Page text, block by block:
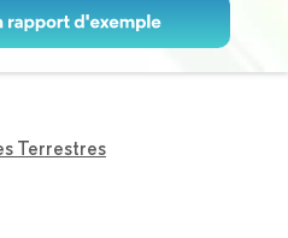
Terrestres